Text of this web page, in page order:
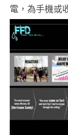
電，為手機或